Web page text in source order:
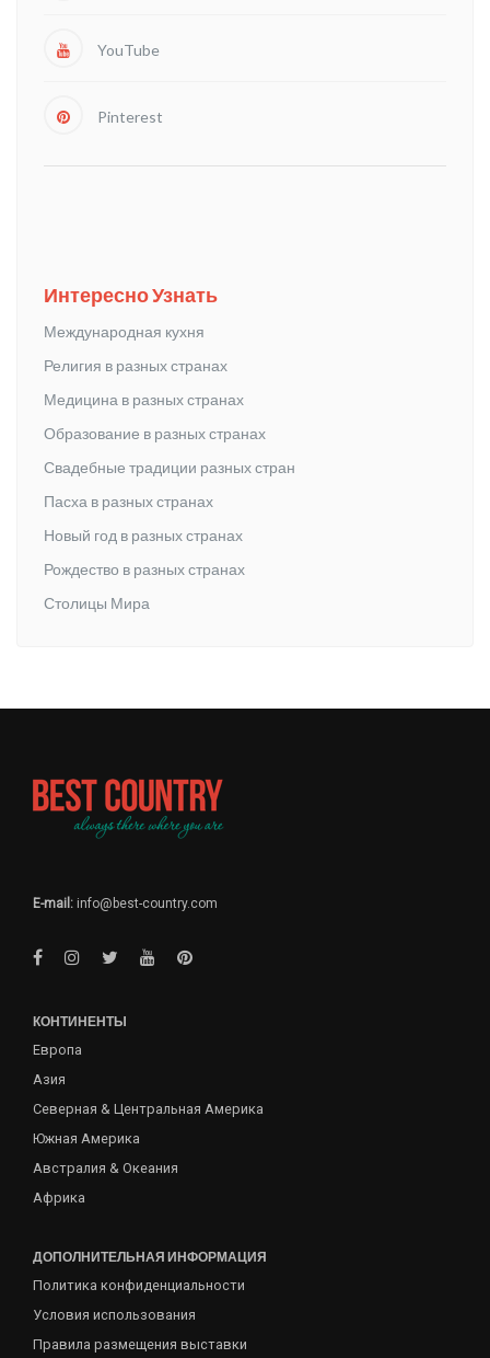
YouTube
Pinterest
Интересно Узнать
Международная кухня
Религия в разных странах
Медицина в разных странах
Образование в разных странах
Свадебные традиции разных стран
Пасха в разных странах
Новый год в разных странах
Рождество в разных странах
Столицы Мира
E-mail: info@best-country.com
КОНТИНЕНТЫ
Европа
Азия
Северная & Центральная Америка
Южная Америка
Австралия & Океания
Африка
ДОПОЛНИТЕЛЬНАЯ ИНФОРМАЦИЯ
Политика конфиденциальности
Условия использования
Правила размещения выставки